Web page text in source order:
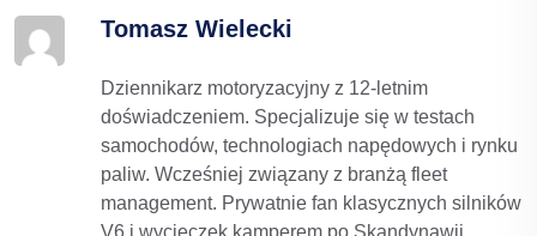
Tomasz Wielecki
Dziennikarz motoryzacyjny z 12-letnim
doświadczeniem. Specjalizuje się w testach
samochodów, technologiach napędowych i rynku
paliw. Wcześniej związany z branżą fleet
management. Prywatnie fan klasycznych silników
V6 i wycieczek kamperem po Skandynawii.